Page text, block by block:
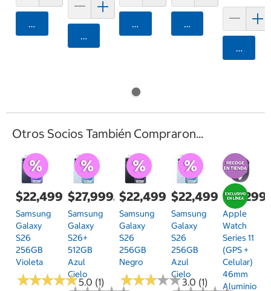
Agregar
Agregar
Agregar Agregar
Otros Socios También Compraron...
$22,499.00
Samsung
Galaxy
S26
256GB
Violeta
★★★★★
★★★★★5.0 (1)
$27,999.00
Samsung
Galaxy
S26+
512GB
Azul
Cielo
$22,499.00
Samsung
Galaxy
S26
256GB
Negro
★★★★★
★★★★★3.0 (1)
$22,499.00
Samsung
Galaxy
S26
256GB
Azul
Cielo
Apple
Watch
Series 11
(GPS +
Celular)
46mm
Aluminio